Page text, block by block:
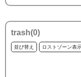
trash(0)
並び替え ロストゾーン表